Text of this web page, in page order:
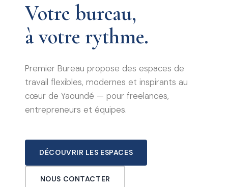
Votre bureau,
à votre rythme.
Premier Bureau propose des espaces de
travail flexibles, modernes et inspirants au
cœur de Yaoundé — pour freelances,
entrepreneurs et équipes.
DÉCOUVRIR LES ESPACES
NOUS CONTACTER